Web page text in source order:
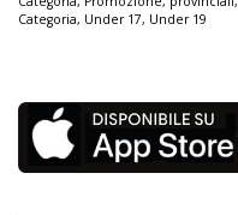
Categoria, Under 17, Under 19